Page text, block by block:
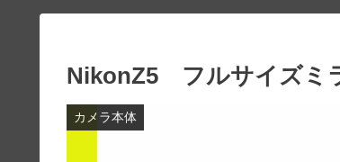
NikonZ5 フルサイズミ
カメラ本体